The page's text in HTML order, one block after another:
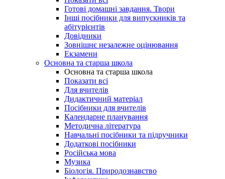
Готові домашні завдання. Твори
Інші посібники для випускників та
абітурієнтів
Довідники
Зовнішнє незалежне оцінювання
Екзамени
Основна та старша школа
Основна та старша школа
Показати всі
Для вчителів
Дидактичний матеріал
Посібники для вчителів
Календарне планування
Методична література
Навчальні посібники та підручники
Додаткові посібники
Російська мова
Музика
Біологія. Природознавство